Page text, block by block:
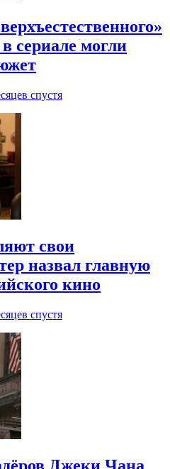
сериале могли
спустя
свои
назвал главную
кино
спустя